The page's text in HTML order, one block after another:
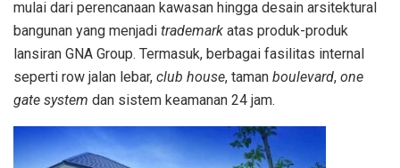
mulai dari perencanaan kawasan hingga desain arsitektural
bangunan yang menjadi trademark atas produk-produk
lansiran GNA Group. Termasuk, berbagai fasilitas internal
seperti row jalan lebar, club house, taman boulevard, one
gate system dan sistem keamanan 24 jam.